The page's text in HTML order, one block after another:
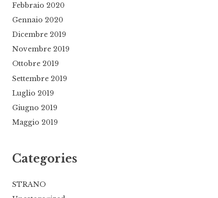
Febbraio 2020
Gennaio 2020
Dicembre 2019
Novembre 2019
Ottobre 2019
Settembre 2019
Luglio 2019
Giugno 2019
Maggio 2019
Categories
STRANO